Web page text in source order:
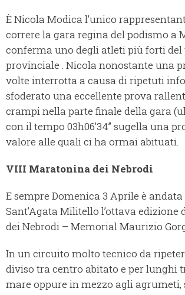
È Nicola Modica l’unico
correre la gara regina del podismo a
conferma uno degli atleti più forti
provinciale . Nicola nonostante una
volte interrotta a causa di ripetuti
sfoderato una eccellente prova
crampi nella parte finale della gara
con il tempo 03h06’34’’ sugella una
valore alle quali ci ha ormai abituati.
VIII Maratonina dei Nebrodi
E sempre Domenica 3 Aprile è
Sant’Agata Militello l’ottava edizione
dei Nebrodi – Memorial Maurizio
In un circuito molto tecnico da
diviso tra centro abitato e per lunghi
mare oppure in mezzo agli agrumeti,